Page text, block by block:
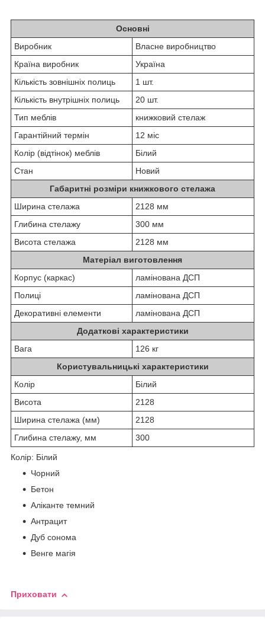
Основні
Виробник
Власне виробництво
Країна виробник
Україна
Кількість зовнішніх полиць
1 шт.
Кількість внутрішніх полиць
20 шт.
Тип меблів
книжковий стелаж
Гарантійний термін
12 міс
Колір (відтінок) меблів
Білий
Стан
Новий
Габаритні розміри книжкового стелажа
Ширина стелажа
2128 мм
Глибина стелажу
300 мм
Висота стелажа
2128 мм
Матеріал виготовлення
Корпус (каркас)
ламінована ДСП
Полиці
ламінована ДСП
Декоративні елементи
ламінована ДСП
Додаткові характеристики
Вага
126 кг
Користувальницькі характеристики
Колір
Білий
Висота
2128
Ширина стелажа (мм)
2128
Глибина стелажу, мм
300
Колір: Білий
Чорний
Бетон
Аліканте темний
Антрацит
Дуб сонома
Венге магія
Приховати